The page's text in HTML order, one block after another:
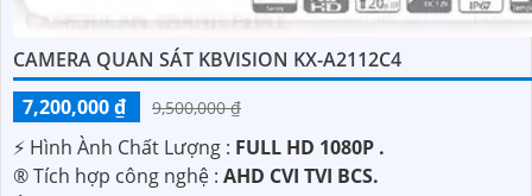
CAMERA QUAN SÁT KBVISION KX-A2112C4
7,200,000 ₫
9,500,000 ₫
️⚡ Hình Ành Chất Lượng : FULL HD 1080P .
®️ Tích hợp công nghệ : AHD CVI TVI BCS.